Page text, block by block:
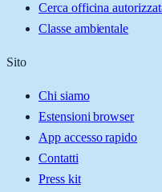
Cerca officina
Classe ambientale
Sito
Chi siamo
Estensioni browser
App accesso rapido
Contatti
Press kit